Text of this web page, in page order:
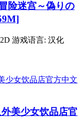
险迷宫～偽りの
游戏语言: 汉化
美少女饮品店官